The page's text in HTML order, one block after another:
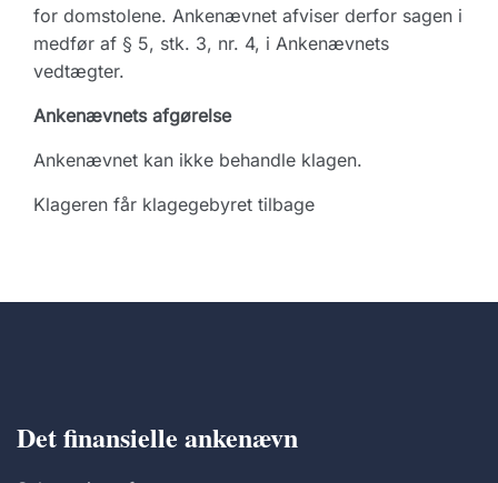
for domstolene. Ankenævnet afviser derfor sagen i
medfør af § 5, stk. 3, nr. 4, i Ankenævnets
vedtægter.
Ankenævnets afgørelse
Ankenævnet kan ikke behandle klagen.
Klageren får klagegebyret tilbage
Det finansielle ankenævn